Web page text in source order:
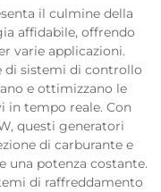
il culmine della
affidabile, offrendo
varie applicazioni.
di sistemi di controllo
e ottimizzano le
in tempo reale. Con
questi generatori
di carburante e
potenza costante.
di raffreddamento